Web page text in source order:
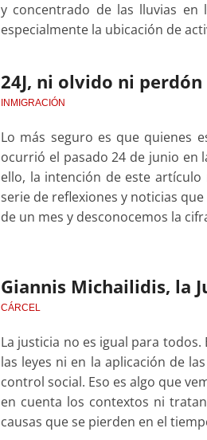
y concentrado de las lluvias
especialmente la ubicación de
24J, ni olvido ni perdón
INMIGRACIÓN
Lo más seguro es que quienes
ocurrió el pasado 24 de junio en
ello, la intención de este
serie de reflexiones y noticias
de un mes y desconocemos la
Giannis Michailidis, la
CÁRCEL
La justicia no es igual para
las leyes ni en la aplicación de
control social. Eso es algo que
en cuenta los contextos ni
causas que se pierden en el